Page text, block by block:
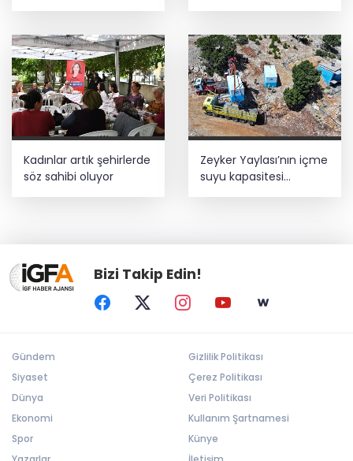
Kadınlar artık şehirlerde
söz sahibi oluyor
Zeyker Yaylası’nın içme
suyu kapasitesi
güçlendirildi
Bizi Takip Edin!
Gündem
Siyaset
Dünya
Ekonomi
Spor
Gizlilik Politikası
Çerez Politikası
Veri Politikası
Kullanım Şartnamesi
Künye